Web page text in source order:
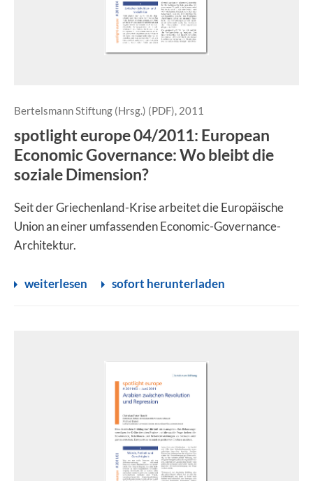
Bertelsmann Stiftung (Hrsg.) (PDF), 2011
spotlight europe 04/2011: European
Economic Governance: Wo bleibt die
soziale Dimension?
Seit der Griechenland-Krise arbeitet die Europäische
Union an einer umfassenden Economic-Governance-
Architektur.
weiterlesen sofort herunterladen